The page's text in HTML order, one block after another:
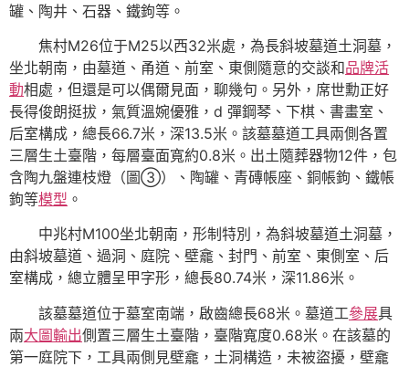
罐、陶井、石器、鐵鉤等。
焦村M26位于M25以西32米處，為長斜坡墓道土洞墓，
坐北朝南，由墓道、甬道、前室、東側隨意的交談和品牌活
動相處，但還是可以偶爾見面，聊幾句。另外，席世勳正好
長得俊朗挺拔，氣質溫婉優雅，d 彈鋼琴、下棋、書畫室、
后室構成，總長66.7米，深13.5米。該墓墓道工具兩側各置
三層生土臺階，每層臺面寬約0.8米。出土隨葬器物12件，包
含陶九盤連枝燈（圖③）、陶罐、青磚帳座、銅帳鉤、鐵帳
鉤等模型 。
中兆村M100坐北朝南，形制特別，為斜坡墓道土洞墓，
由斜坡墓道、過洞、庭院、壁龕、封門、前室、東側室、后
室構成，總立體呈甲字形，總長80.74米，深11.86米。
該墓墓道位于墓室南端，啟齒總長68米。墓道工參展具
兩大圖輸出側置三層生土臺階，臺階寬度0.68米。在該墓的
第一庭院下，工具兩側見壁龕，土洞構造，未被盜擾，壁龕